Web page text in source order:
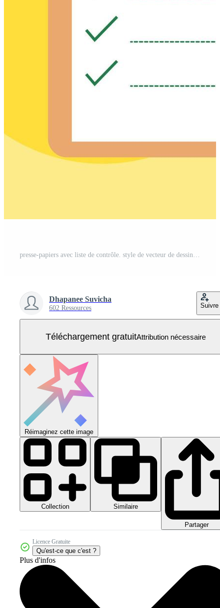
presse-papiers avec liste de contrôle. style de vecteur de dessin animé pour votre conception Vecteur Gratuit
Dhapanee Suvicha
602 Ressources Suivre
Téléchargement gratuitAttribution nécessaire
Réimaginez cette image
Collection Similaire
Partager
Licence Gratuite
Qu'est-ce que c'est ?
Plus d'infos